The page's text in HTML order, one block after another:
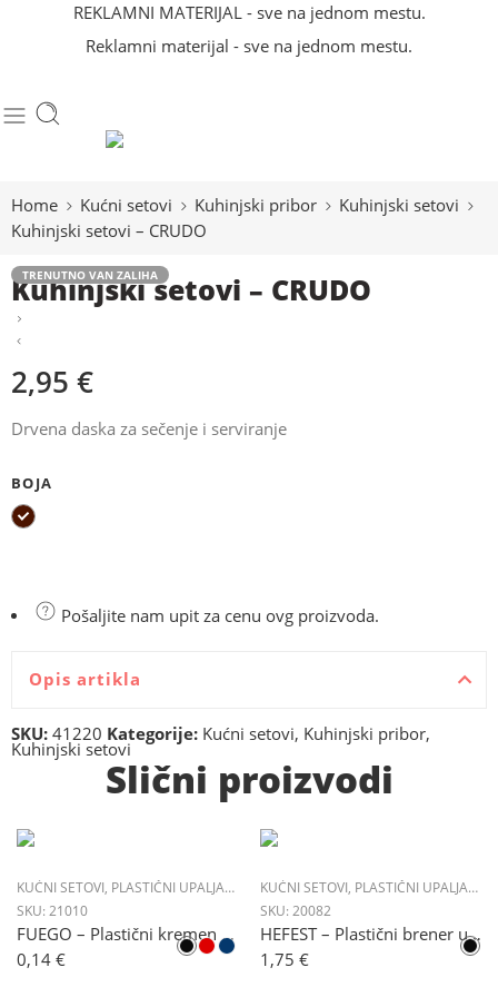
REKLAMNI MATERIJAL - sve na jednom mestu.
Reklamni materijal - sve na jednom mestu.
Home Kućni setovi Kuhinjski pribor
Kuhinjski setovi
Kuhinjski setovi – CRUDO
TRENUTNO VAN ZALIHA
Kuhinjski setovi – CRUDO
2,95 €
Drvena daska za sečenje i serviranje
BOJA
Pošaljite nam upit za cenu ovg proizvoda.
Opis artikla
SKU: 41220 Kategorije: Kućni setovi, Kuhinjski pribor,
Kuhinjski setovi
Slični proizvodi
KUĆNI SETOVI, PLASTIČNI UPALJAČI
UPALJAČI
SKU: 21010
FUEGO – Plastični kremen upaljač
0,14 €
KUĆNI SETOVI, PLASTIČNI UPALJAČI
SKU: 20082
HEFEST – Plastični brener upaljač
1,75 €